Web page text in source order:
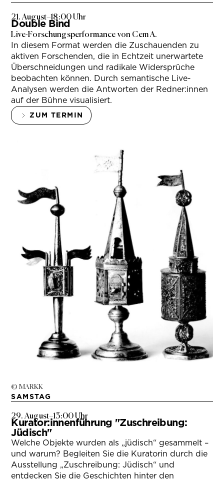
21. August–18:00 Uhr
Double Bind
Live-Forschungsperformance von Cem A.
In diesem Format werden die Zuschauenden zu
aktiven Forschenden, die in Echtzeit unerwartete
Überschneidungen und radikale Widersprüche
beobachten können. Durch semantische Live-
Analysen werden die Antworten der Redner:innen
auf der Bühne visualisiert.
ZUM TERMIN
© MARKK
SAMSTAG
29. August–13:00 Uhr
Kurator:innenführung "Zuschreibung:
Jüdisch"
Welche Objekte wurden als „jüdisch“ gesammelt –
und warum? Begleiten Sie die Kuratorin durch die
Ausstellung „Zuschreibung: Jüdisch“ und
entdecken Sie die Geschichten hinter den